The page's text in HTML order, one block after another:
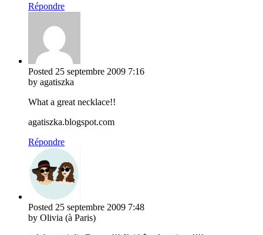
Répondre
Posted 25 septembre 2009 7:16
by agatiszka
What a great necklace!!
agatiszka.blogspot.com
Répondre
Posted 25 septembre 2009 7:48
by Olivia (à Paris)